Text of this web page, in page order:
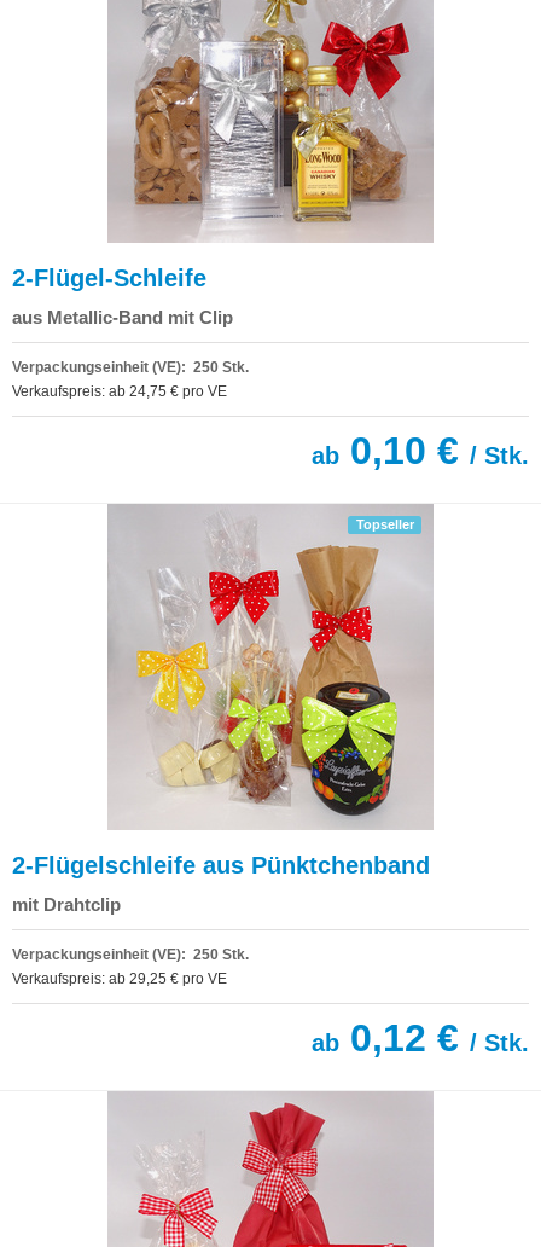
2-Flügel-Schleife
aus Metallic-Band mit Clip
Verpackungseinheit (VE): 250 Stk.
Verkaufspreis: ab 24,75 € pro VE
ab 0,10 € / Stk.
Topseller
2-Flügelschleife aus Pünktchenband
mit Drahtclip
Verpackungseinheit (VE): 250 Stk.
Verkaufspreis: ab 29,25 € pro VE
ab 0,12 € / Stk.